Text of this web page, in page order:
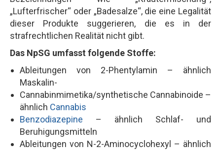
„Lufterfrischer“ oder „Badesalze“, die eine Legalität
dieser Produkte suggerieren, die es in der
strafrechtlichen Realität nicht gibt.
Das NpSG umfasst folgende Stoffe:
Ableitungen von 2-Phentylamin – ähnlich
Maskalin-
Cannabinmimetika/synthetische Cannabinoide –
ähnlich Cannabis
Benzodiazepine – ähnlich Schlaf- und
Beruhigungsmitteln
Ableitungen von N-2-Aminocyclohexyl – ähnlich